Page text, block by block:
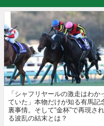
「シャフリヤールの激走はわか
ていた」本物だけが知る有馬記
裏事情。そして“金杯”で再現され
る波乱の結末とは？